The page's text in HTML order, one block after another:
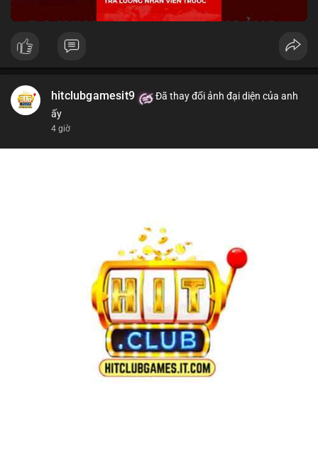
hitclubgamesit9
Đã thay đổi ảnh đại diện của anh
ấy
4 giờ